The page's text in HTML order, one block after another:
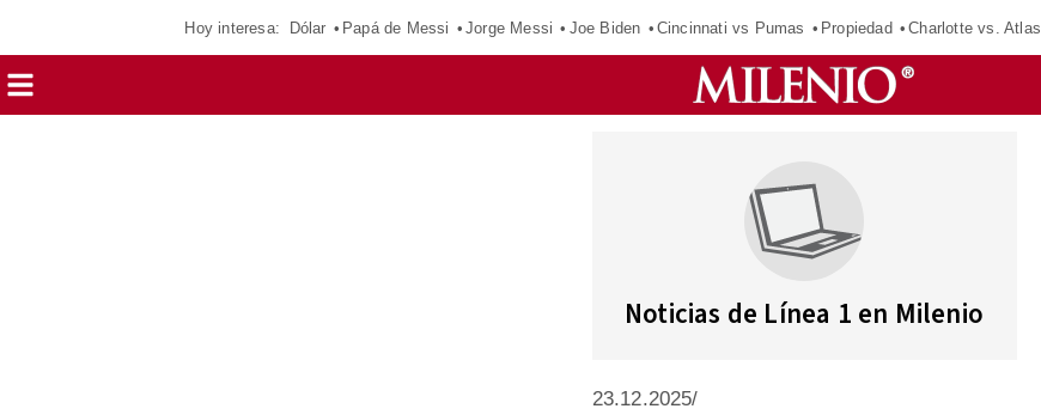
Hoy interesa: Dólar Papá de Messi Jorge Messi Joe Biden Cincinnati vs Pumas Propiedad Charlotte vs. Atlas
Noticias de Línea 1 en Milenio
23.12.2025/